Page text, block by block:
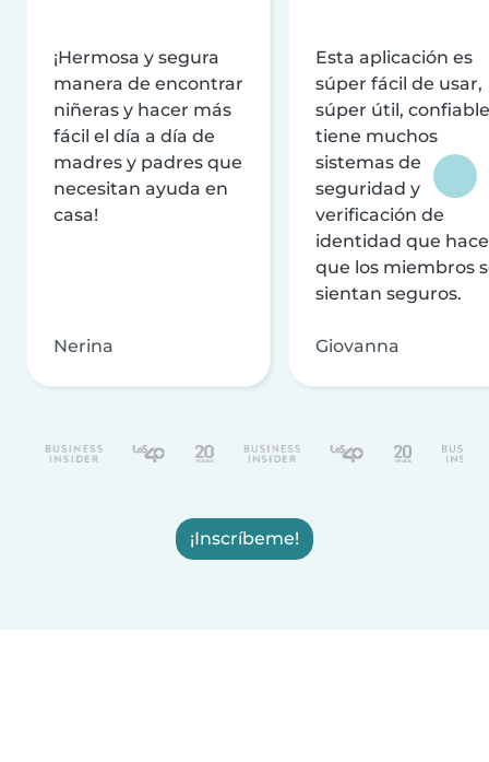
¡Hermosa y segura
manera de encontrar
niñeras y hacer más
fácil el día a día de
madres y padres que
necesitan ayuda en
casa!
Nerina
Esta aplicación es
súper fácil de usar,
súper útil,
tiene muchos
sistemas de
seguridad y
verificación de
identidad que
que los miembros
sientan seguros.
Giovanna
¡Inscríbeme!